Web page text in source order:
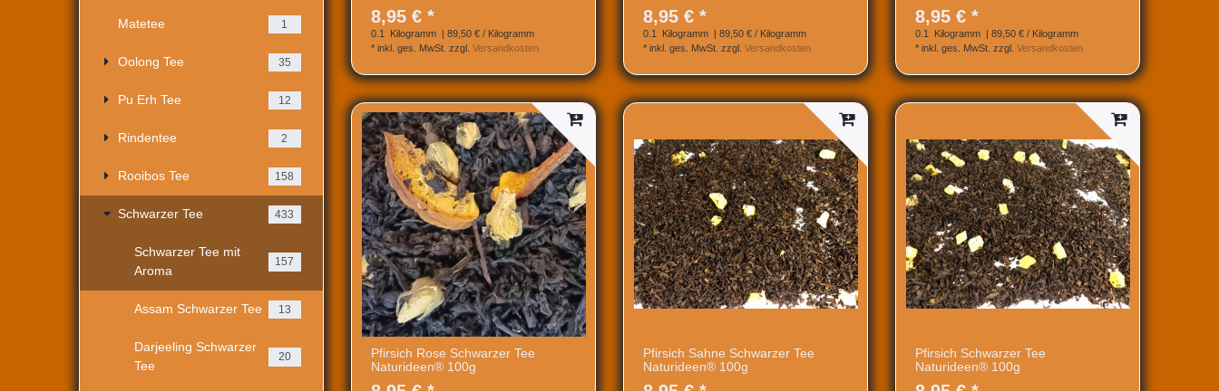
Matetee 1
Oolong Tee 35
Pu Erh Tee 12
Rindentee 2
Rooibos Tee 158
Schwarzer Tee 433
Schwarzer Tee mit
Aroma
157
Assam Schwarzer Tee 13
Darjeeling Schwarzer
Tee
20
8,95 € *
0.1 Kilogramm | 89,50 € / Kilogramm
* inkl. ges. MwSt. zzgl. Versandkosten
8,95 € *
0.1 Kilogramm | 89,50 € / Kilogramm
* inkl. ges. MwSt. zzgl. Versandkosten
8,95 € *
0.1 Kilogramm | 89,50 € / Kilogramm
* inkl. ges. MwSt. zzgl. Versandkosten
Pfirsich Rose Schwarzer Tee
Naturideen® 100g
Pfirsich Sahne Schwarzer Tee
Naturideen® 100g
Pfirsich Schwarzer Tee
Naturideen® 100g